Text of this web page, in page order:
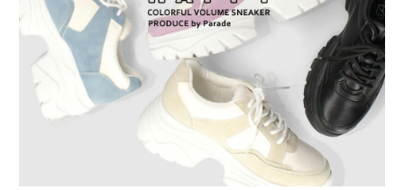
プライバシーポリシー
特定商取引法に基づく表示